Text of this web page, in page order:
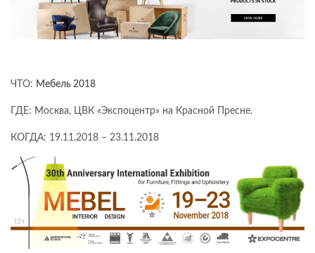
ЧТО: Мебель 2018
ГДЕ: Москва, ЦВК «Экспоцентр» на Красной Пресне.
КОГДА: 19.11.2018 – 23.11.2018